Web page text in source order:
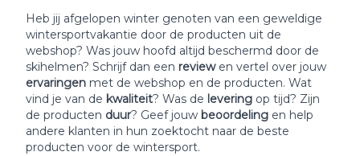
Heb jij afgelopen winter genoten van een geweldige
wintersportvakantie door de producten uit de
webshop? Was jouw hoofd altijd beschermd door de
skihelmen? Schrijf dan een review en vertel over jouw
ervaringen met de webshop en de producten. Wat
vind je van de kwaliteit? Was de levering op tijd? Zijn
de producten duur? Geef jouw beoordeling en help
andere klanten in hun zoektocht naar de beste
producten voor de wintersport.